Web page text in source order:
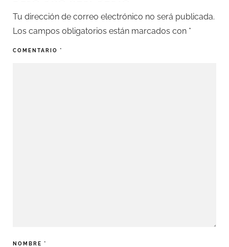
Tu dirección de correo electrónico no será publicada.
Los campos obligatorios están marcados con *
COMENTARIO *
NOMBRE *